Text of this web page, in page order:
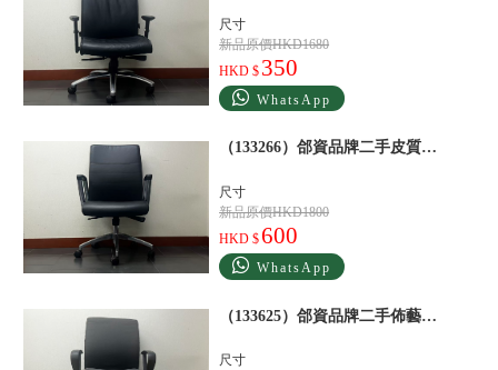
尺寸
新品原價HKD1680
HKD $ 350
WhatsApp
（133266）郃資品牌二手皮質轉椅辦公椅黑
尺寸
新品原價HKD1800
HKD $ 600
WhatsApp
（133625）郃資品牌二手佈藝轉椅辦公椅黑
尺寸